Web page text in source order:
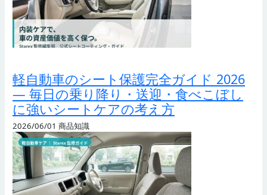
軽自動車のシート保護完全ガイド 2026
— 毎日の乗り降り・送迎・食べこぼし
に強いシートケアの考え方
2026/06/01 商品知識